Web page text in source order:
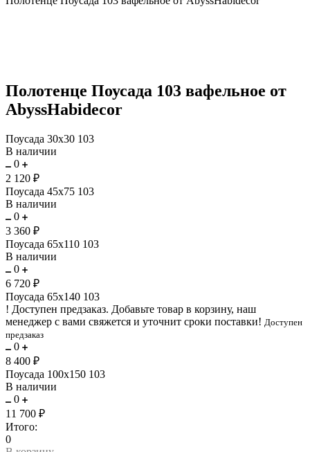
Полотенце Поусада 103 вафельное от
AbyssHabidecor
Поусада 30х30 103
В наличии
0
2 120 ₽
Поусада 45х75 103
В наличии
0
3 360 ₽
Поусада 65х110 103
В наличии
0
6 720 ₽
Поусада 65х140 103
! Доступен предзаказ. Добавьте товар в корзину, наш
менеджер с вами свяжется и уточнит сроки поставки! Доступен
предзаказ
0
8 400 ₽
Поусада 100х150 103
В наличии
0
11 700 ₽
Итого:
0